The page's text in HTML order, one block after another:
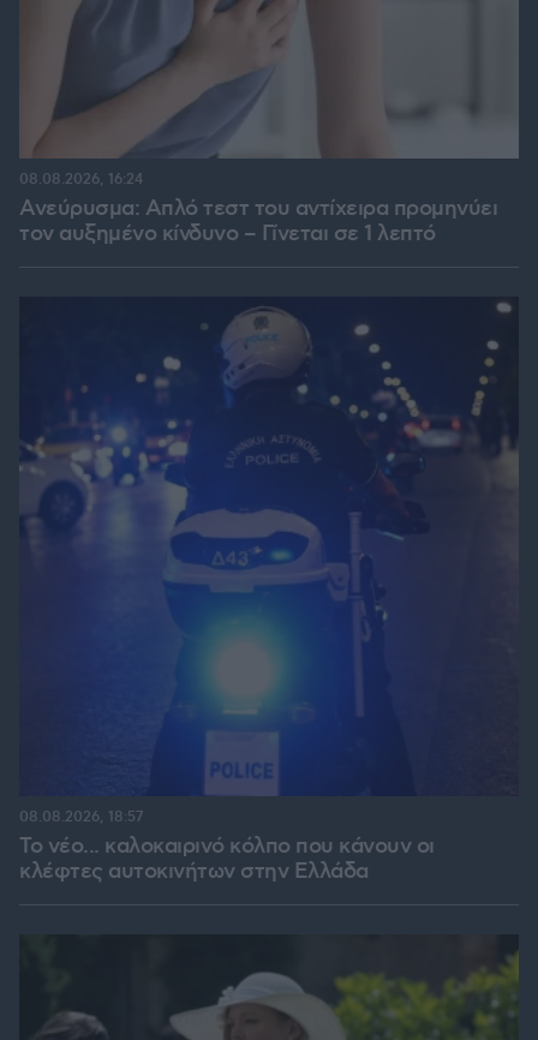
Ανεύρυσμα: Απλό τεστ του αντίχειρα προμηνύει
τον αυξημένο κίνδυνο – Γίνεται σε 1 λεπτό
08.08.2026, 16:24
Το νέο... καλοκαιρινό κόλπο που κάνουν οι
κλέφτες αυτοκινήτων στην Ελλάδα
08.08.2026, 18:57